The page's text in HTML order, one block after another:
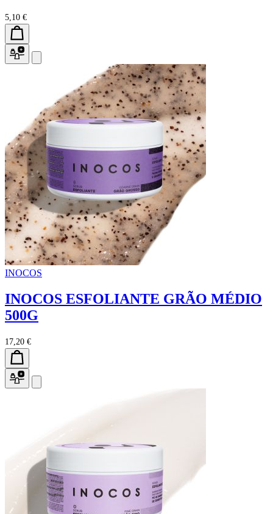
5,10 €
INOCOS
INOCOS ESFOLIANTE GRÃO MÉDIO
500G
17,20 €